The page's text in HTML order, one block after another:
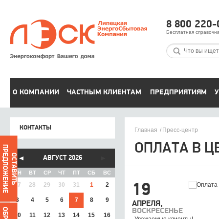
8 800
Бесплатная
О КОМПАНИИ ЧАСТНЫМ КЛИЕНТАМ ПРЕДПРИЯТИЯМ
Главная Пресс-центр
ОПЛАТА В
19
АПРЕЛЯ,
ВОСКРЕСЕНЬЕ
КОНТАКТЫ
АВГУСТ 2026
ПН ВТ СР ЧТ ПТ СБ ВС
27 28 29 30 31 1 2
3 4 5 6 7 8 9
10 11 12 13 14 15 16
ОСТАВИТЬ
ПРЕДЛОЖЕНИЕ